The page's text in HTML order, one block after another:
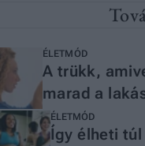
ÉLETMÓD
A trükk,
marad a
ÉLETMÓD
Így élheti